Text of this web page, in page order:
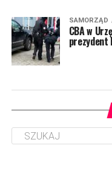
SAMORZĄD
CBA w
prezydent